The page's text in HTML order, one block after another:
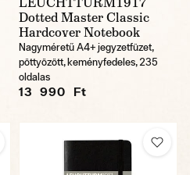
Dotted Master Classic
Hardcover Notebook
Nagyméretű A4+ jegyzetfüzet,
pöttyözött, keményfedeles, 235
oldalas
13 990 Ft